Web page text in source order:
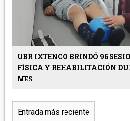
UBR IXTENCO BRINDÓ 96
FÍSICA Y REHABILITACIÓN
MES
Entrada más reciente